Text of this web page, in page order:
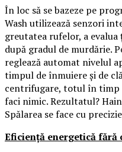
În loc să se bazeze pe
Wash utilizează senzori
greutatea rufelor, a
după gradul de murdărie.
reglează automat nivelul
timpul de înmuiere și de
centrifugare, totul în timp
faci nimic. Rezultatul?
Spălarea se face cu
Eficiență energetică